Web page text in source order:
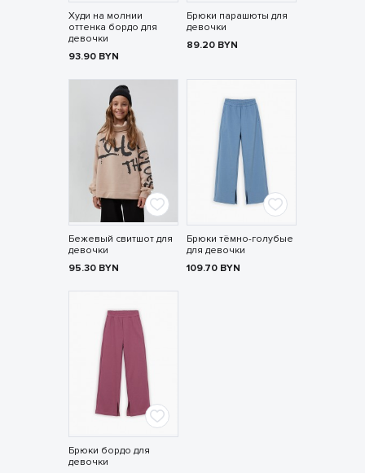
Худи на молнии
оттенка бордо для
девочки
93.90 BYN
Брюки парашюты для
девочки
89.20 BYN
Бежевый свитшот для
девочки
95.30 BYN
Брюки тёмно-голубые
для девочки
109.70 BYN
Брюки бордо для
девочки